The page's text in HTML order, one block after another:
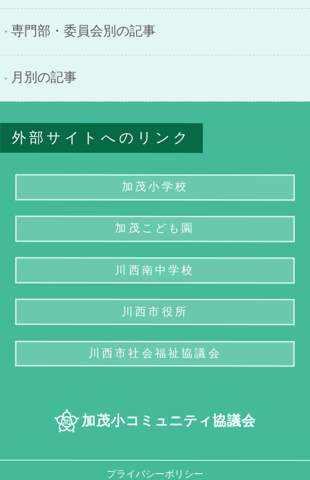
専門部・委員会別の記事
月別の記事
加茂小コミュニティ協議会
外部サイトへのリンク
加茂小学校
加茂こども園
川西南中学校
川西市役所
川西市社会福祉協議会
プライバシーポリシー